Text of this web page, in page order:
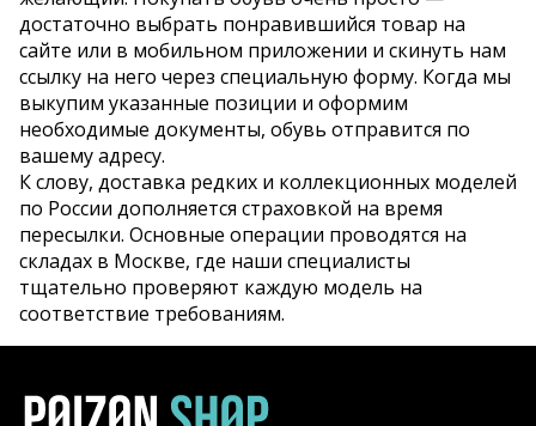
достаточно выбрать понравившийся товар на
сайте или в мобильном приложении и скинуть нам
ссылку на него через специальную форму. Когда мы
выкупим указанные позиции и оформим
необходимые документы, обувь отправится по
вашему адресу.
К слову, доставка редких и коллекционных моделей
по России дополняется страховкой на время
пересылки. Основные операции проводятся на
складах в Москве, где наши специалисты
тщательно проверяют каждую модель на
соответствие требованиям.